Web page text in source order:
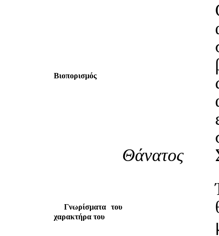
Βιοπορισμός
Θάνατος
Γνωρίσματα του
χαρακτήρα του